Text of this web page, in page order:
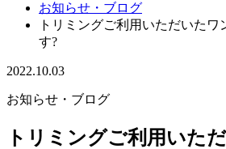
お知らせ・ブログ
トリミングご利用いただいたワ
す?
2022.10.03
お知らせ・ブログ
トリミングご利用いた